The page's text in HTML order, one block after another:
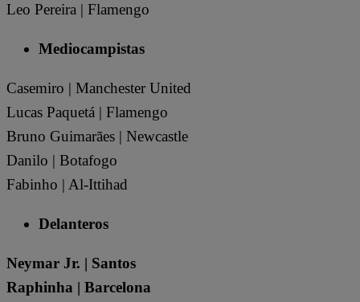
Leo Pereira | Flamengo
Mediocampistas
Casemiro | Manchester United
Lucas Paquetá | Flamengo
Bruno Guimarães | Newcastle
Danilo | Botafogo
Fabinho | Al-Ittihad
Delanteros
Neymar Jr. | Santos
Raphinha | Barcelona